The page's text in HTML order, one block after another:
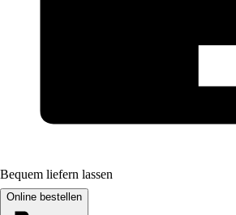
Bequem liefern lassen
Online bestellen